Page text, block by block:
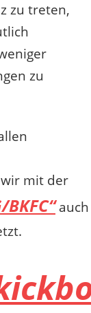
zu treten,
zu
mit der
BKFC“auch